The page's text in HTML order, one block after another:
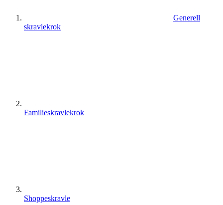
Generell
skravlekrok
Familieskravlekrok
Shoppeskravle